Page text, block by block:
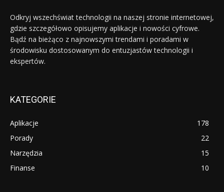
Odkryj wszechświat technologii na naszej stronie internetowej,
gdzie szczegółowo opisujemy aplikacje i nowości cyfrowe.
Bądź na bieżąco z najnowszymi trendami i poradami w
środowisku dostosowanym do entuzjastów technologii i
ekspertów.
KATEGORIE
Aplikacje
178
Porady
22
Narzędzia
15
Finanse
10